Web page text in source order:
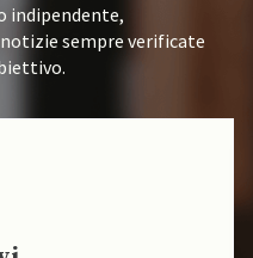
indipendente,
sempre verificate